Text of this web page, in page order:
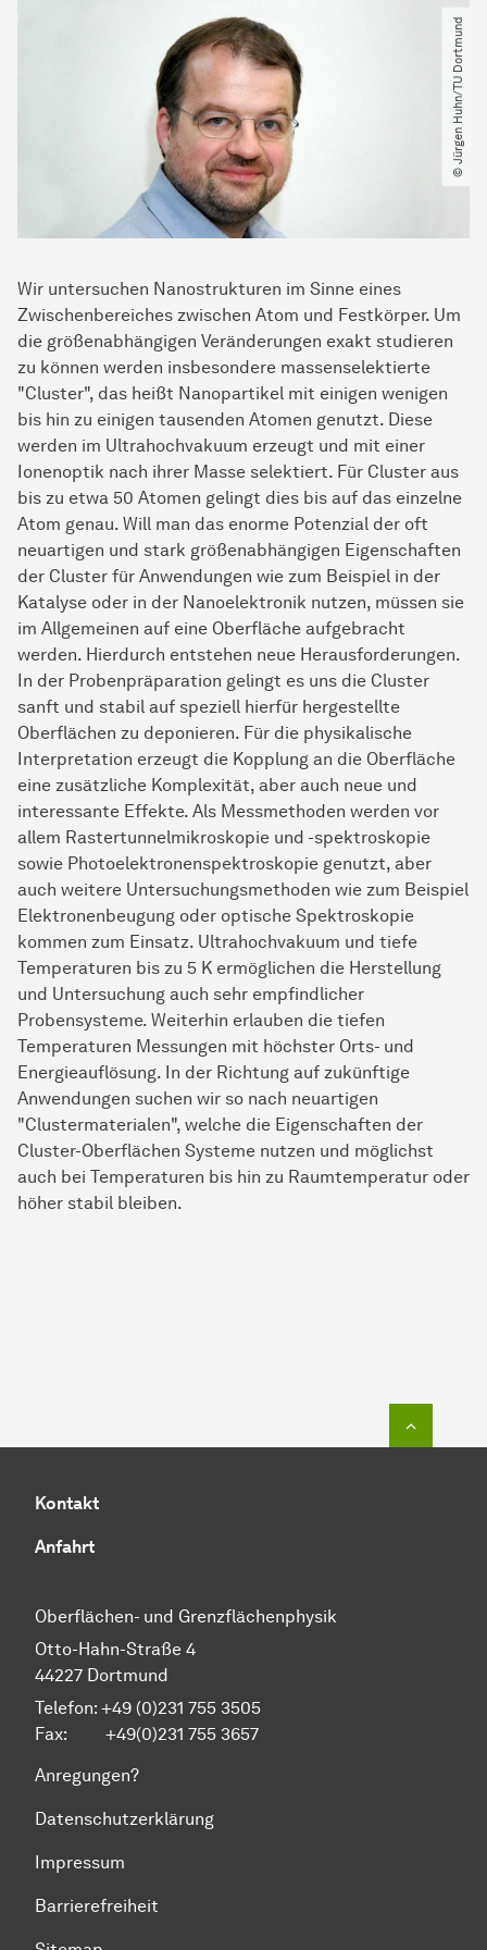
© Jürgen Huhn​/​TU Dortmund
Wir untersuchen Nanostrukturen im Sinne eines
Zwischenbereiches zwischen Atom und Festkörper. Um
die größenabhängigen Veränderungen exakt studieren
zu können werden insbesondere massenselektierte
"Cluster", das heißt Nanopartikel mit einigen wenigen
bis hin zu einigen tausenden Atomen genutzt. Diese
werden im Ultrahochvakuum erzeugt und mit einer
Ionenoptik nach ihrer Masse selektiert. Für Cluster aus
bis zu etwa 50 Atomen gelingt dies bis auf das einzelne
Atom genau. Will man das enorme Potenzial der oft
neuartigen und stark größenabhängigen Eigenschaften
der Cluster für Anwendungen wie zum Beispiel in der
Katalyse oder in der Nanoelektronik nutzen, müssen sie
im Allgemeinen auf eine Oberfläche aufgebracht
werden. Hierdurch entstehen neue Herausforderungen.
In der Probenpräparation gelingt es uns die Cluster
sanft und stabil auf speziell hierfür hergestellte
Oberflächen zu deponieren. Für die physikalische
Interpretation erzeugt die Kopplung an die Oberfläche
eine zusätzliche Komplexität, aber auch neue und
interessante Effekte. Als Messmethoden werden vor
allem Rastertunnelmikroskopie und -spektroskopie
sowie Photoelektronenspektroskopie genutzt, aber
auch weitere Untersuchungsmethoden wie zum Beispiel
Elektronenbeugung oder optische Spektroskopie
kommen zum Einsatz. Ultrahochvakuum und tiefe
Temperaturen bis zu 5 K ermöglichen die Herstellung
und Untersuchung auch sehr empfindlicher
Probensysteme. Weiterhin erlauben die tiefen
Temperaturen Messungen mit höchster Orts- und
Energieauflösung. In der Richtung auf zukünftige
Anwendungen suchen wir so nach neuartigen
"Clustermaterialen", welche die Eigenschaften der
Cluster-Oberflächen Systeme nutzen und möglichst
auch bei Temperaturen bis hin zu Raumtemperatur oder
höher stabil bleiben.
Kontakt
Anfahrt
Oberflächen- und Grenzflächenphysik
Otto-Hahn-Straße 4
44227 Dortmund
Telefon: +49 (0)231 755 3505
Fax: +49(0)231 755 3657
Anregungen?
Datenschutzerklärung
Impressum
Barrierefreiheit